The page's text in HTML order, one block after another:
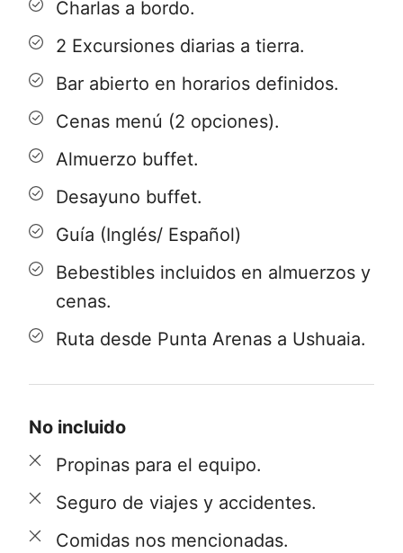
Brookes.
experiencia, continuaremos nuestra
navegación bajo la majestuosa mirada
de la "Avenida de los Glaciares".
Por la tarde desembarcaremos en Bahía
Wulaia, sitio histórico que fue uno de
nativos canoeros Yámanas. Llegaremos
hasta un mirador, caminando a través
del bosque magallánico en el que
helechos, entre otras especies.
de zarpe. Arribo a Ushuaia, la ciudad
Argentina más importante de Tierra del
Charlas a bordo.
2 Excursiones diarias a tierra.
Bar abierto en horarios definidos.
Cenas menú (2 opciones).
Almuerzo buffet.
Desayuno buffet.
Guía (Inglés/ Español)
Bebestibles incluidos en almuerzos y
cenas.
Ruta desde Punta Arenas a Ushuaia.
No incluido
Propinas para el equipo.
Seguro de viajes y accidentes.
Comidas nos mencionadas.